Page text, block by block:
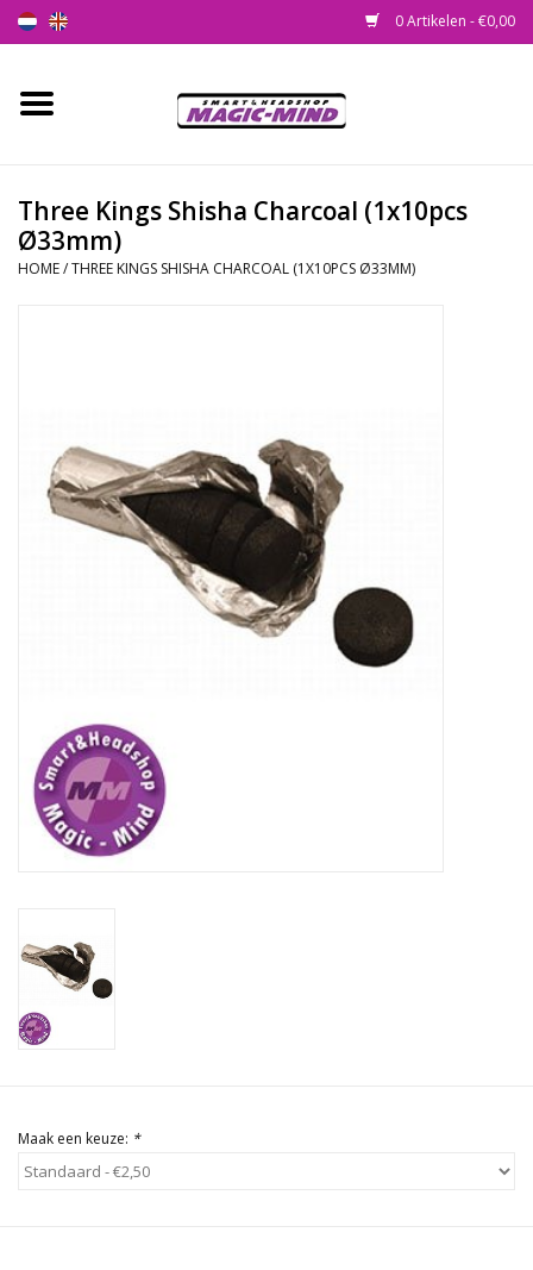
0 Artikelen - €0,00
Home
Smartshop
Health Supplies
Psychedelic
Three Kings Shisha Charcoal (1x10pcs
Ø33mm)
HOME/THREE KINGS SHISHA CHARCOAL (1X10PCS Ø33MM)
Maak een keuze: *